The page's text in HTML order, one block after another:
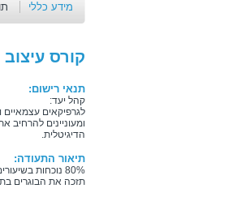
מידע כללי
קורס
תנאי רישום:
קהל יעד:
לגרפיקאים עצמאיים
ומעוניינים להרחיב
הדיגיטלית.
תיאור התעודה:
תזכה את הבוגרים